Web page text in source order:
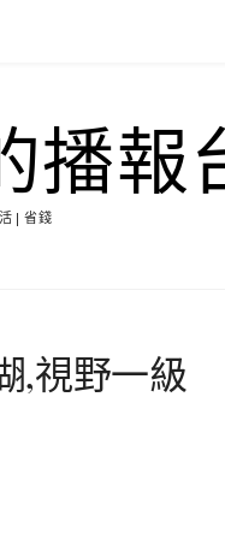
播報
|省錢
,視野一級